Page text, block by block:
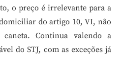
o preço é irrelevante para a
do artigo 10, VI, não
Continua valendo a
do STJ, com as exceções já